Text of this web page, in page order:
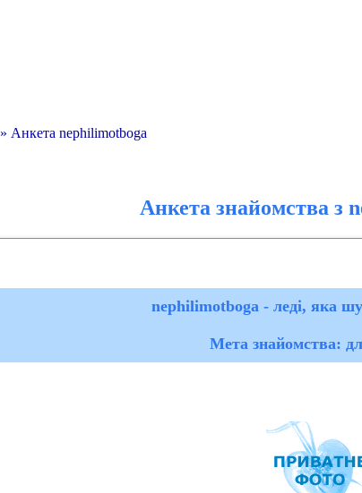
» Анкета nephilimotboga
Анкета знайомства з
nephilimotboga - леді, яка
Мета знайомства: